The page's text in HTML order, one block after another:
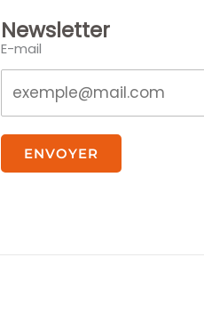
Newsletter
E-mail
ENVOYER